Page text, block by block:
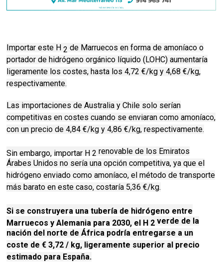
Importar este H2 de Marruecos en forma de amoníaco o
portador de hidrógeno orgánico líquido (LOHC) aumentaría
ligeramente los costes, hasta los 4,72 €/kg y 4,68 €/kg,
respectivamente.
Las importaciones de Australia y Chile solo serían
competitivas en costes cuando se enviaran como amoníaco,
con un precio de 4,84 €/kg y 4,86 ​​€/kg, respectivamente.
Sin embargo, importar H 2 renovablede los Emiratos
Árabes Unidos no sería una opción competitiva, ya que el
hidrógeno enviado como amoníaco, el método de transporte
más barato en este caso, costaría 5,36 €/kg.
Si se construyera una tubería de hidrógeno entre
Marruecos y Alemania para 2030, el H 2 verde de la
nación del norte de África podría entregarse a un
coste de € 3,72 / kg, ligeramente superior al precio
estimado para España.